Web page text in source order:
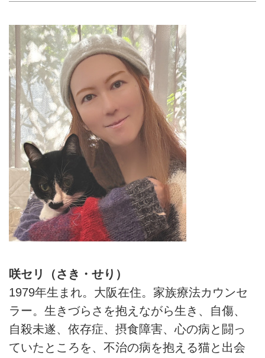
ト。食やファッション、暮らしの
の情報を毎日配信
咲セリ（さき・せり）
1979年生まれ。大阪在住。家族療法カウンセ
ラー。生きづらさを抱えながら生き、自傷、
自殺未遂、依存症、摂食障害、心の病と闘っ
ていたところを、不治の病を抱える猫と出会